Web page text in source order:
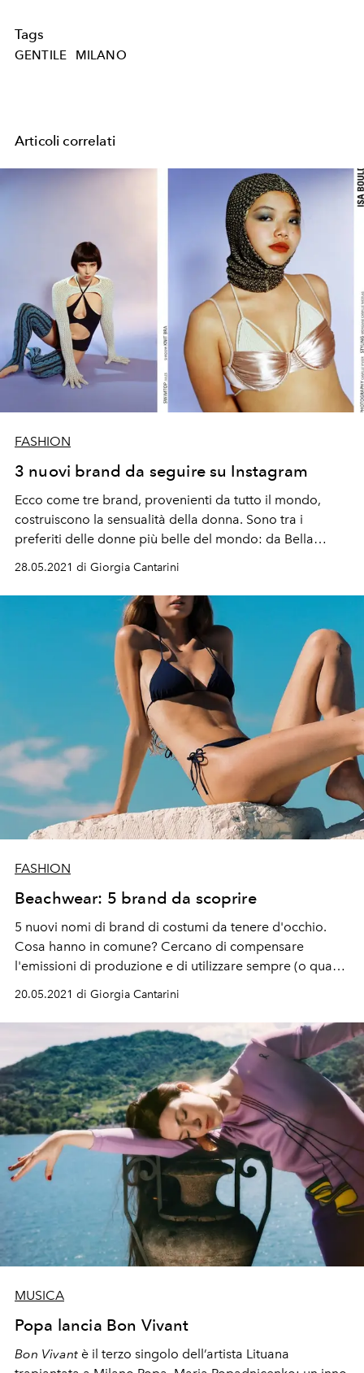
Tags
GENTILE MILANO
Articoli correlati
FASHION
3 nuovi brand da seguire su Instagram
Ecco come tre brand, provenienti da tutto il mondo,
costruiscono la sensualità della donna. Sono tra i
preferiti delle donne più belle del mondo: da Bella
a Beyoncé.
28.05.2021 di Giorgia Cantarini
FASHION
Beachwear: 5 brand da scoprire
5 nuovi nomi di brand di costumi da tenere d'occhio.
Cosa hanno in comune? Cercano di compensare
l'emissioni di produzione e di utilizzare sempre (o quasi)
nylon rigenerato.
bikini, monospalla, per estati indimenticabili
20.05.2021 di Giorgia Cantarini
MUSICA
Popa lancia Bon Vivant
Bon Vivant è il terzo singolo dell’artista Lituana